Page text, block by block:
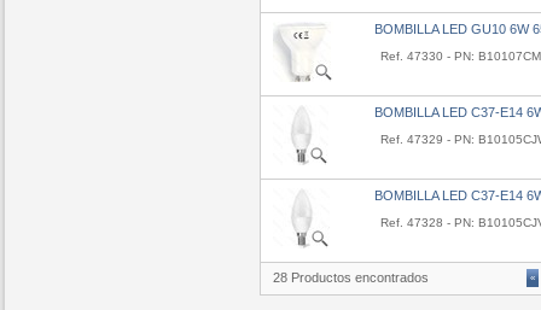
BOMBILLA LED GU10 6W
Ref. 47330 - PN:
BOMBILLA LED C37-E14
Ref. 47329 - PN:
BOMBILLA LED C37-E14
Ref. 47328 - PN:
28 Productos encontrados «